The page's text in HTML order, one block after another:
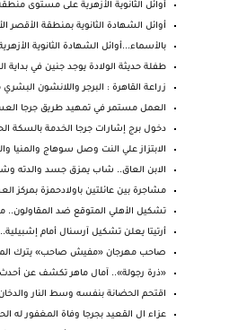
أوائل الثانوية الأزهرية على مستوى منطقة
أوائل الشهادة الثانوية بمنطقة الأقصر
بالأسماء...أوائل الشهادة الثانوية
طفلة حديثة الولادة يوجد جنين في بداية
زراعة القاهرة : البرجر واللانشون
العمل مستمر في تمهيد طريق جرجا
دخول برج إشارات جرجا الخدمة بالسكة
الابتزاز علي النت وصل سوهاج والمنيا
الابن العاق.. شاب يمزق جسد والدته
مشاجرة بين عائلتين باولادحمزة بمركز
تشكيل الأهلي المتوقع ضد المقاولون..
أرتيتا يعلن تشكيل آرسنال أمام
صاحب مهرجان «مفيش صاحب» يترك
«ذرة رجولة».. آمال ماهر تكشف عن أحدث
اقتحم الحضانة بنفسه وسط النار
عزاء ال القعيد بجرجا وفاة المغفور له